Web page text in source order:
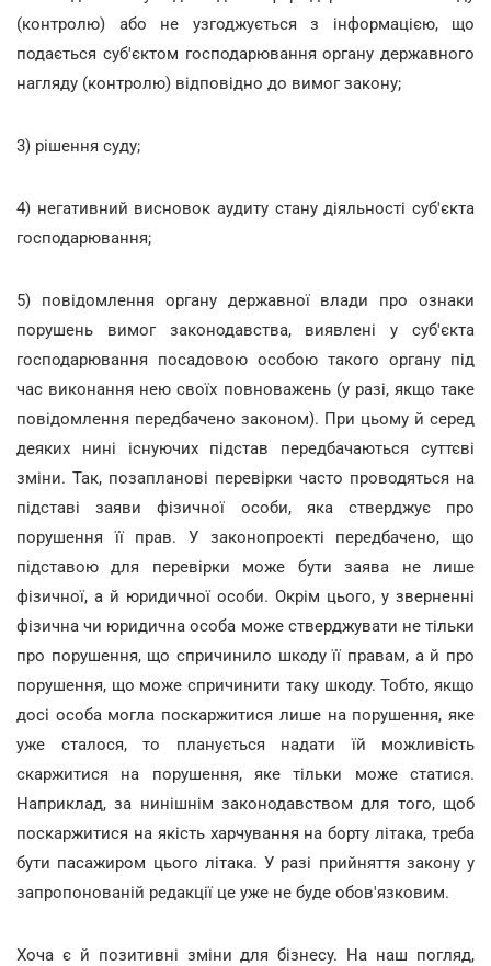
(контролю) або не узгоджується з інформацією, що
подається суб'єктом господарювання органу державного
нагляду (контролю) відповідно до вимог закону;
3) рішення суду;
4) негативний висновок аудиту стану діяльності суб'єкта
господарювання;
5) повідомлення органу державної влади про ознаки
порушень вимог законодавства, виявлені у суб'єкта
господарювання посадовою особою такого органу під
час виконання нею своїх повноважень (у разі, якщо таке
повідомлення передбачено законом). При цьому й серед
деяких нині існуючих підстав передбачаються суттєві
зміни. Так, позапланові перевірки часто проводяться на
підставі заяви фізичної особи, яка стверджує про
порушення її прав. У законопроекті передбачено, що
підставою для перевірки може бути заява не лише
фізичної, а й юридичної особи. Окрім цього, у зверненні
фізична чи юридична особа може стверджувати не тільки
про порушення, що спричинило шкоду її правам, а й про
порушення, що може спричинити таку шкоду. Тобто, якщо
досі особа могла поскаржитися лише на порушення, яке
уже сталося, то планується надати їй можливість
скаржитися на порушення, яке тільки може статися.
Наприклад, за нинішнім законодавством для того, щоб
поскаржитися на якість харчування на борту літака, треба
бути пасажиром цього літака. У разі прийняття закону у
запропонованій редакції це уже не буде обов'язковим.
Хоча є й позитивні зміни для бізнесу. На наш погляд,